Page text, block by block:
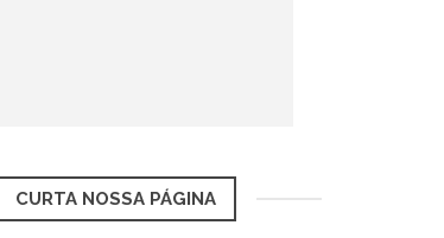
CURTA NOSSA PÁGINA